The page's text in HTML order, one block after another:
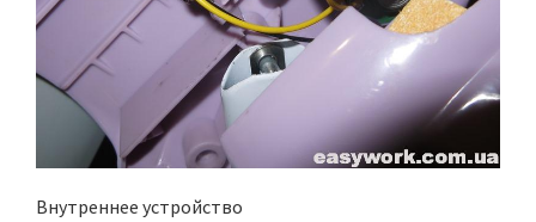
Внутреннее устройство